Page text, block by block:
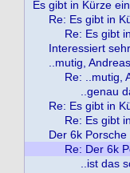
Es gibt in Kürze
Re: Es gibt in
Re: Es gibt
Interessiert
..mutig,
Re: ..mutig,
..genau
Re: Es gibt in
Re: Es gibt
Der 6k
Re: Der 6k
..ist das